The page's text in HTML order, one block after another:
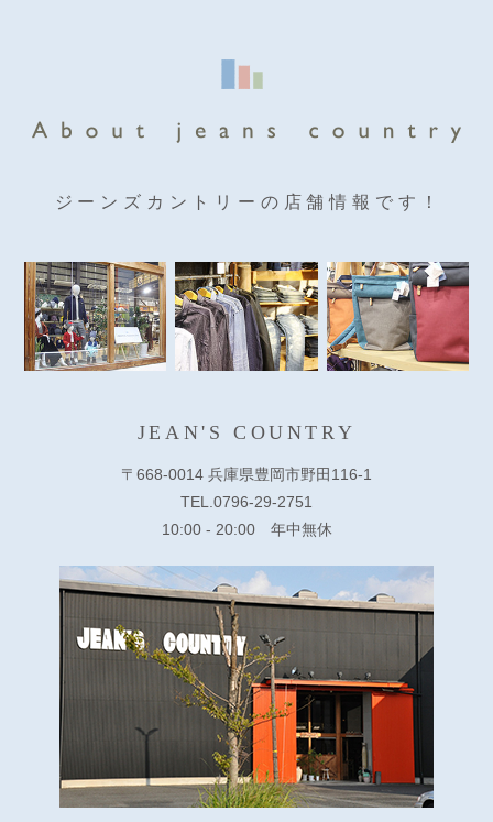
ジーンズカントリーの店舗情報です！
JEAN'S COUNTRY
〒668-0014 兵庫県豊岡市野田116-1
TEL.0796-29-2751
10:00 - 20:00 年中無休